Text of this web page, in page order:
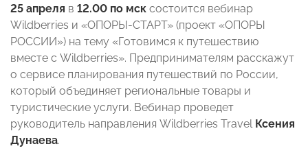
25 апреля в 12.00 по мск состоится вебинар
Wildberries и «ОПОРЫ-СТАРТ» (проект «ОПОРЫ
РОССИИ») на тему «Готовимся к путешествию
вместе с Wildberries». Предпринимателям расскажут
о сервисе планирования путешествий по России,
который объединяет региональные товары и
туристические услуги. Вебинар проведет
руководитель направления Wildberries Travel Ксения
Дунаева.